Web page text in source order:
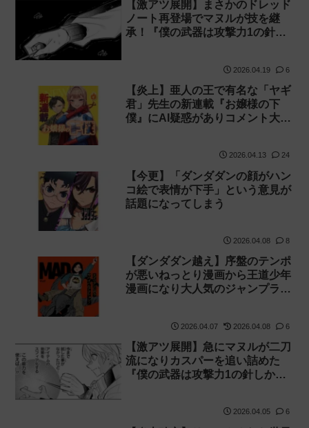
【激アツ展開】まさかのドレッド
ノート再登場でマヌルが技を継
承！『僕の武器は攻撃力1の針し
2026.04.19 6
【炎上】亜人の王で有名な「ヤギ
君」先生の新連載『お嬢様の下
僕』にAI疑惑がありコメント大荒
2026.04.13 24
【今更】「ダンダダンの顔がハン
コ絵で表情が下手」という意見が
話題になってしまう
2026.04.08 8
【ダンダダン越え】序盤のテンポ
が悪いねっとり漫画から王道少年
漫画になり大人気のジャンプラ作
2026.04.07 2026.04.08 6
【激アツ展開】急にマヌルが二刀
流になりカスパーを追い詰めた
『僕の武器は攻撃力1の針しかな
2026.04.05 6